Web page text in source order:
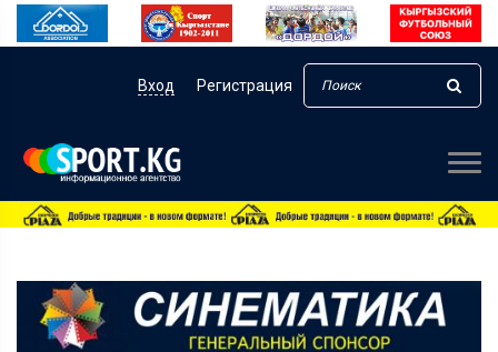
Вход Регистрация